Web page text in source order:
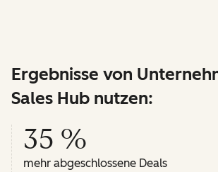
Ergebnisse von
Sales Hub nutzen:
35 %
mehr abgeschlossene Deals